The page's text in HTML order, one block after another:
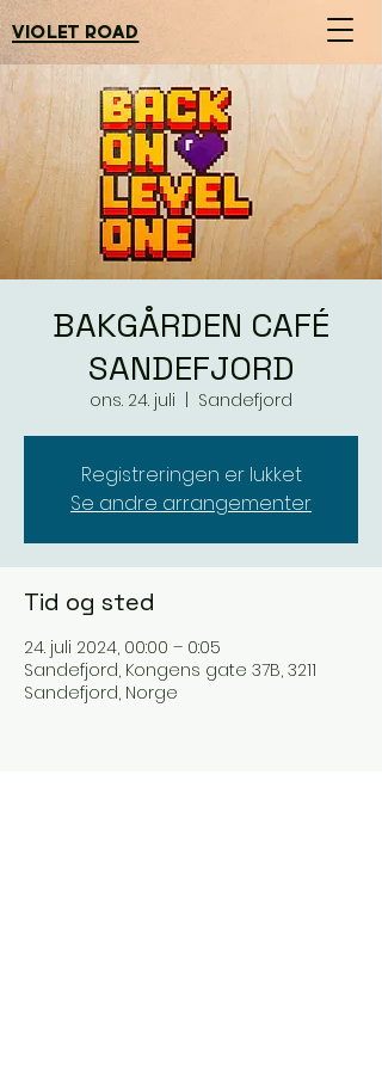
violet road
BAKGÅRDEN CAFÉ
SANDEFJORD
ons. 24. juli Sandefjord
Registreringen er lukket
Se andre arrangementer
Tid og sted
24. juli 2024, 00:00 – 0:05
Sandefjord, Kongens gate 37B, 3211
Sandefjord, Norge